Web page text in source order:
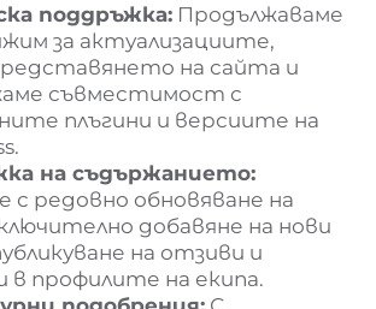
поддръжка: Продължаваме
за актуализациите,
на сайта и
съвместимост с
плъгини и версиите на
на съдържанието:
с редовно обновяване на
добавяне на нови
на отзиви и
в профилите на екипа.